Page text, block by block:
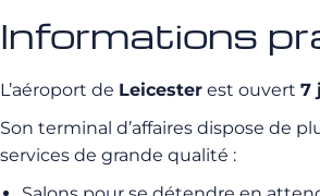
Informations
L’aéroport de Leicester est ouvert 7
Son terminal d’affaires dispose de
services de grande qualité :